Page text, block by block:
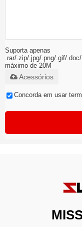
Suporta apenas
.rar/.zip/.jpg/.png/.gif/
máximo de 20M
Acessórios
Concorda em usar